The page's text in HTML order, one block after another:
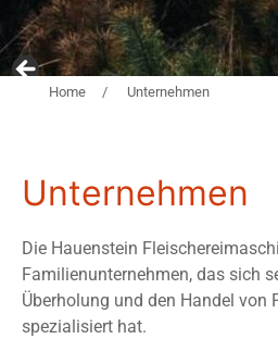
Home / Unternehmen
Unternehmen
Die Hauenstein
Familienunternehmen, das sich
Überholung und den Handel von
spezialisiert hat.